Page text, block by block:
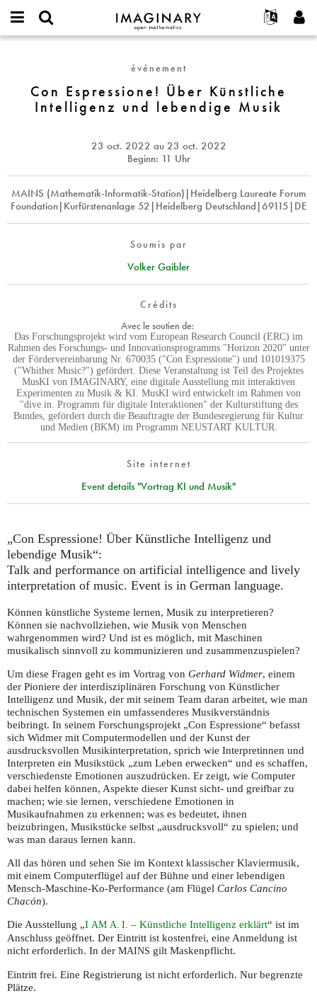
IMAGINARY
open
Français
Deutsch
한국어
Türkçe
Programmes
Galeries
Interactif
Textes
Plus...
Projets
Participer
Contact
username
Créer un nouveau compte
Demander un nouveau mot de passe
Über
Künstliche
Musik
événement
Con Espressione! Über Künstliche
Intelligenz und lebendige Musik
23 oct. 2022 au 23 oct. 2022
Beginn: 11 Uhr
MAINS (Mathematik-Informatik-Station)|Heidelberg Laureate Forum
Foundation|Kurfürstenanlage 52|Heidelberg Deutschland|69115|DE
Soumis par
Volker Gaibler
Crédits
Avec le soutien de:
Das Forschungsprojekt wird vom European Research Council (ERC) im
Rahmen des Forschungs- und Innovationsprogramms "Horizon 2020" unter
der Fördervereinbarung Nr. 670035 ("Con Espressione") und 101019375
("Whither Music?") gefördert. Diese Veranstaltung ist Teil des Projektes
MusKI von IMAGINARY, eine digitale Ausstellung mit interaktiven
Experimenten zu Musik & KI. MusKI wird entwickelt im Rahmen von
"dive in. Programm für digitale Interaktionen" der Kulturstiftung des
Bundes, gefördert durch die Beauftragte der Bundesregierung für Kultur
und Medien (BKM) im Programm NEUSTART KULTUR.
Site internet
Event details "Vortrag KI und Musik"
„Con Espressione! Über Künstliche Intelligenz und
lebendige Musik“:
Talk and performance on artificial intelligence and lively
interpretation of music. Event is in German language.
Können künstliche Systeme lernen, Musik zu interpretieren?
Können sie nachvollziehen, wie Musik von Menschen
wahrgenommen wird? Und ist es möglich, mit Maschinen
musikalisch sinnvoll zu kommunizieren und zusammenzuspielen?
Um diese Fragen geht es im Vortrag von Gerhard Widmer, einem
der Pioniere der interdisziplinären Forschung von Künstlicher
Intelligenz und Musik, der mit seinem Team daran arbeitet, wie man
technischen Systemen ein umfassenderes Musikverständnis
beibringt. In seinem Forschungsprojekt „Con Espressione“ befasst
sich Widmer mit Computermodellen und der Kunst der
ausdrucksvollen Musikinterpretation, sprich wie Interpretinnen und
Interpreten ein Musikstück „zum Leben erwecken“ und es schaffen,
verschiedenste Emotionen auszudrücken. Er zeigt, wie Computer
dabei helfen können, Aspekte dieser Kunst sicht- und greifbar zu
machen; wie sie lernen, verschiedene Emotionen in
Musikaufnahmen zu erkennen; was es bedeutet, ihnen
beizubringen, Musikstücke selbst „ausdrucksvoll“ zu spielen; und
was man daraus lernen kann.
All das hören und sehen Sie im Kontext klassischer Klaviermusik,
mit einem Computerflügel auf der Bühne und einer lebendigen
Mensch-Maschine-Ko-Performance (am Flügel Carlos Cancino
Chacón).
Die Ausstellung „I AM A. I. – Künstliche Intelligenz erklärt“ ist im
Anschluss geöffnet. Der Eintritt ist kostenfrei, eine Anmeldung ist
nicht erforderlich. In der MAINS gilt Maskenpflicht.
Eintritt frei. Eine Registrierung ist nicht erforderlich. Nur begrenzte
Plätze.